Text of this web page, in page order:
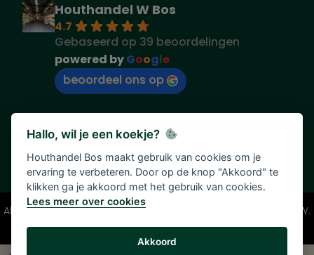
Houthandel W Bos
4.7
Gebaseerd op 39 beoordelingen
powered byGoogle
beoordeel ons op
Alle vermelde prijzen zijn onder voorbehoud en incl. 21% BTW.
Tenzij anders vermeld.
Hallo, wil je een koekje?
Houthandel Bos maakt gebruik van cookies om je
ervaring te verbeteren. Door op de knop "Akkoord" te
klikken ga je akkoord met het gebruik van cookies.
Lees meer over cookies
Akkoord